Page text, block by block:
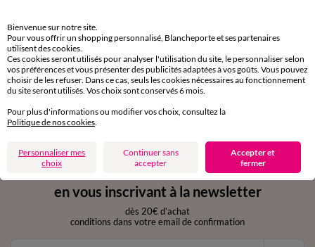
Retours gratuits
sous 30 jours avec Mondial Relay uniquement
Service clients
de 8h00 à 20h00 du lundi au samedi
11€ Offerts
en vous inscrivant à la newsletter
dès 20€ d’achat
conditions dans votre email de confirmation
Bienvenue sur notre site.
Pour vous offrir un shopping personnalisé, Blancheporte et ses partenaires
utilisent des cookies.
Ces cookies seront utilisés pour analyser l'utilisation du site, le personnaliser selon
vos préférences et vous présenter des publicités adaptées à vos goûts. Vous pouvez
choisir de les refuser. Dans ce cas, seuls les cookies nécessaires au fonctionnement
du site seront utilisés. Vos choix sont conservés 6 mois.
Pour plus d'informations ou modifier vos choix, consultez la
Politique de nos cookies.
Personnaliser mes
choix
Continuer sans
accepter
Accepter et
fermer